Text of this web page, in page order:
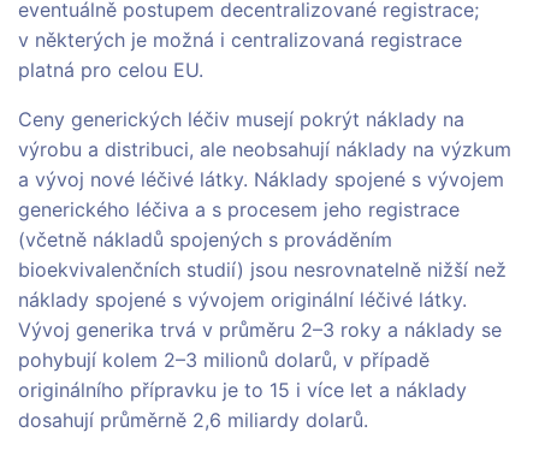
eventuálně postupem decentralizované registrace;
v některých je možná i centralizovaná registrace
platná pro celou EU.
Ceny generických léčiv musejí pokrýt náklady na
výrobu a distribuci, ale neobsahují náklady na výzkum
a vývoj nové léčivé látky. Náklady spojené s vývojem
generického léčiva a s procesem jeho registrace
(včetně nákladů spojených s prováděním
bioekvivalenčních studií) jsou nesrovnatelně nižší než
náklady spojené s vývojem originální léčivé látky.
Vývoj generika trvá v průměru 2–3 roky a náklady se
pohybují kolem 2–3 milionů dolarů, v případě
originálního přípravku je to 15 i více let a náklady
dosahují průměrně 2,6 miliardy dolarů.